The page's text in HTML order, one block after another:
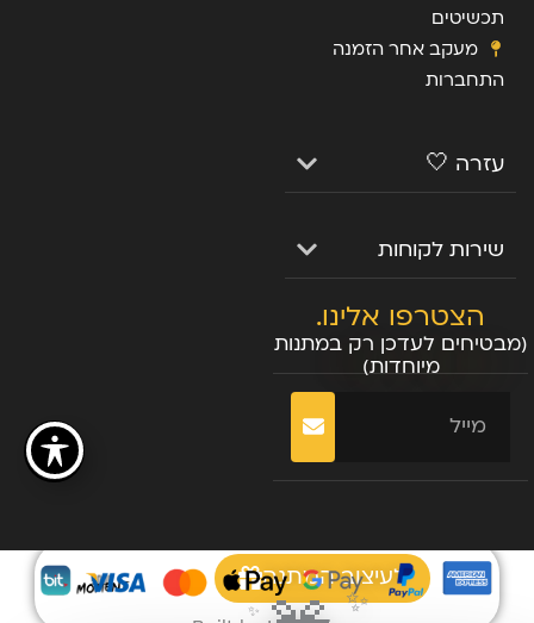
לעיצוב המתנה
תכשיטים
מעקב אחר הזמנה
התחברות
עזרה 🤍
שירות לקוחות
הצטרפו אלינו.
(מבטיחים לעדכן רק במתנות
מיוחדות)
שליחה
✨
✨